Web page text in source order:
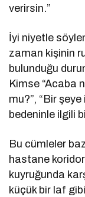
verirsin.”
İyi niyetle
zaman kişinin
bulunduğu
Kimse “Acaba
mu?”, “Bir
bedeninle ilgili
Bu cümleler
hastane
kuyruğunda
küçük bir laf